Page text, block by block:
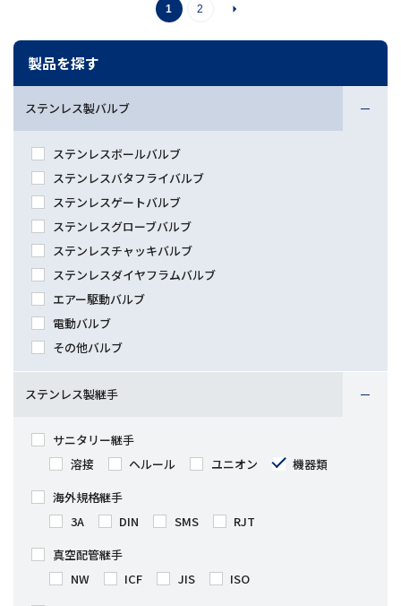
1 2 arrow_right
製品を探す
ステンレス製バルブ
ステンレスボールバルブ
ステンレスバタフライバルブ
ステンレスゲートバルブ
ステンレスグローブバルブ
ステンレスチャッキバルブ
ステンレスダイヤフラムバルブ
エアー駆動バルブ
電動バルブ
その他バルブ
ステンレス製継手
サニタリー継手
溶接
ヘルール ユニオン
機器類
海外規格継手
3A
DIN SMS
RJT
真空配管継手
NW
ICF JIS
ISO